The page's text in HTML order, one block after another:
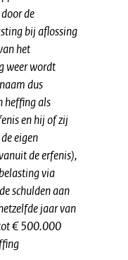
de
bij aflossing
het
weer wordt
dus
heffing als
en hij of zij
eigen
de erfenis),
via
schulden aan
jaar van
€ 500.000